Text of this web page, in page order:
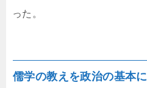
った。
儒学の教えを政治の基本に